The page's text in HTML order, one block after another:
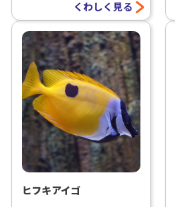
くわしく見る
ヒフキアイゴ